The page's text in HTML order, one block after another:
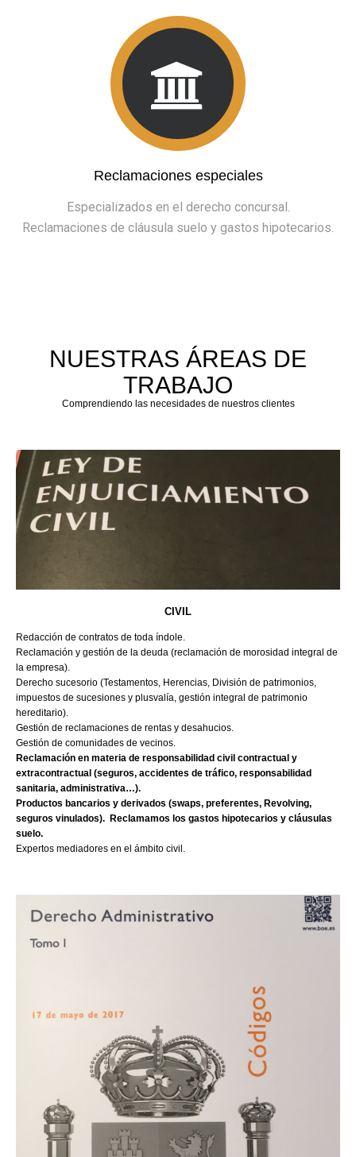
Reclamaciones especiales
Especializados en el derecho concursal.
Reclamaciones de cláusula suelo y gastos hipotecarios.
NUESTRAS ÁREAS DE
TRABAJO
Comprendiendo las necesidades de nuestros clientes
CIVIL
Redacción de contratos de toda índole.
Reclamación y gestión de la deuda (reclamación de morosidad integral de
la empresa).
Derecho sucesorio (Testamentos, Herencias, División de patrimonios,
impuestos de sucesiones y plusvalía, gestión integral de patrimonio
hereditario).
Gestión de reclamaciones de rentas y desahucios.
Gestión de comunidades de vecinos.
Reclamación en materia de responsabilidad civil contractual y
extracontractual (seguros, accidentes de tráfico, responsabilidad
sanitaria, administrativa…).
Productos bancarios y derivados (swaps, preferentes, Revolving,
seguros vinulados). Reclamamos los gastos hipotecarios y cláusulas
suelo.
Expertos mediadores en el ámbito civil.